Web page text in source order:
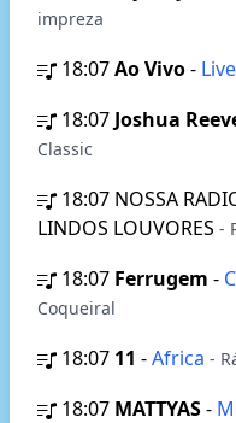
impreza
18:07Ao Vivo-
18:07 Joshua
Classic
18:07 NOSSA
LINDOS LOUVORES -
18:07 Ferrugem -
Coqueiral
18:07 11 -Africa -
18:07 MATTYAS-